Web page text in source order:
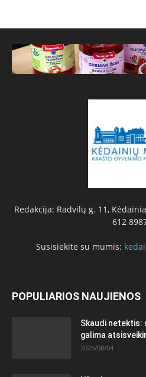
Redakcija: Radvilų g. 11,
612
Susisiekite su mumis:
POPULIARIOS NAUJIENOS
Skaudi netektis:
galima
2025/08/04